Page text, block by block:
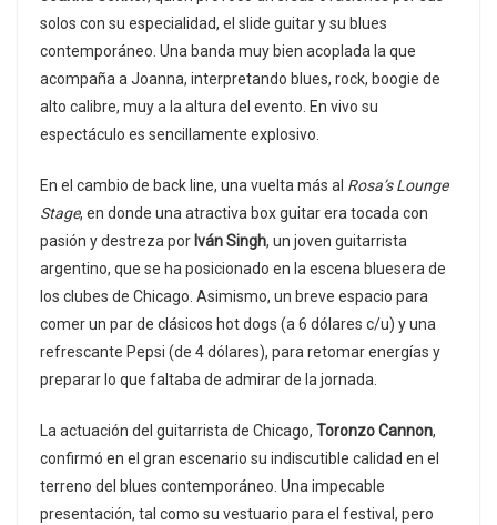
solos con su especialidad, el slide guitar y su blues
contemporáneo. Una banda muy bien acoplada la que
acompaña a Joanna, interpretando blues, rock, boogie de
alto calibre, muy a la altura del evento. En vivo su
espectáculo es sencillamente explosivo.
En el cambio de back line, una vuelta más al Rosa’s Lounge
Stage, en donde una atractiva box guitar era tocada con
pasión y destreza por Iván Singh, un joven guitarrista
argentino, que se ha posicionado en la escena bluesera de
los clubes de Chicago. Asimismo, un breve espacio para
comer un par de clásicos hot dogs (a 6 dólares c/u) y una
refrescante Pepsi (de 4 dólares), para retomar energías y
preparar lo que faltaba de admirar de la jornada.
La actuación del guitarrista de Chicago, Toronzo Cannon,
confirmó en el gran escenario su indiscutible calidad en el
terreno del blues contemporáneo. Una impecable
presentación, tal como su vestuario para el festival, pero